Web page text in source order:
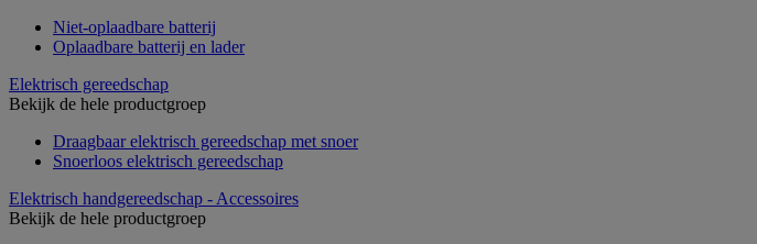
Niet-oplaadbare batterij
Oplaadbare batterij en lader
Elektrisch gereedschap
Bekijk de hele productgroep
Draagbaar elektrisch gereedschap met snoer
Snoerloos elektrisch gereedschap
Elektrisch handgereedschap - Accessoires
Bekijk de hele productgroep